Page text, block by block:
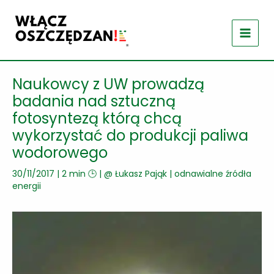
treści
Naukowcy z UW prowadzą
badania nad sztuczną
fotosyntezą którą chcą
wykorzystać do produkcji paliwa
wodorowego
30/11/2017 | 2 min 🕒 | @ Łukasz Pająk | odnawialne źródła
energii